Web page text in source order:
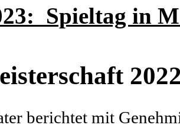
Spieltag in
berichtet mit